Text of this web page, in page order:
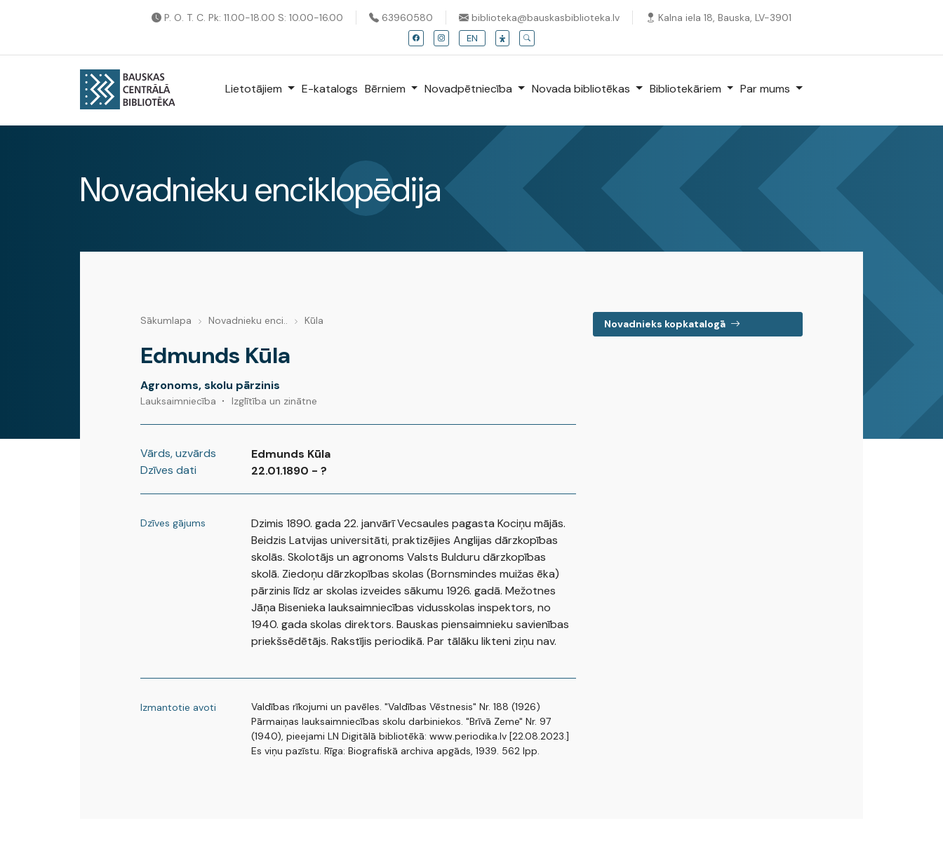
P. O. T. C. Pk: 11.00-18.00 S: 10.00-16.00 63960580 biblioteka@bauskasbiblioteka.lv Kalna iela 18, Bauska, LV-3901
EN
Lietotājiem E-katalogs Bērniem Novadpētniecība Novada bibliotēkas Bibliotekāriem Par mums
Novadnieku enciklopēdija
Sākumlapa Novadnieku enci.. Kūla
Edmunds Kūla
Agronoms, skolu pārzinis
Lauksaimniecība Izglītība un zinātne
Vārds, uzvārds
Edmunds Kūla
Dzīves dati
22.01.1890 - ?
Dzīves gājums
Dzimis 1890. gada 22. janvārī Vecsaules pagasta Kociņu mājās.
Beidzis Latvijas universitāti, praktizējies Anglijas dārzkopības
skolās. Skolotājs un agronoms Valsts Bulduru dārzkopības
skolā. Ziedoņu dārzkopības skolas (Bornsmindes muižas ēka)
pārzinis līdz ar skolas izveides sākumu 1926. gadā. Mežotnes
Jāņa Bisenieka lauksaimniecības vidusskolas inspektors, no
1940. gada skolas direktors. Bauskas piensaimnieku savienības
priekšsēdētājs. Rakstījis periodikā. Par tālāku likteni ziņu nav.
Izmantotie avoti
Valdības rīkojumi un pavēles. "Valdības Vēstnesis" Nr. 188 (1926)
Pārmaiņas lauksaimniecības skolu darbiniekos. "Brīvā Zeme" Nr. 97
(1940), pieejami LN Digitālā bibliotēkā: www.periodika.lv [22.08.2023.]
Es viņu pazīstu. Rīga: Biografiskā archiva apgāds, 1939. 562 lpp.
Novadnieks kopkatalogā